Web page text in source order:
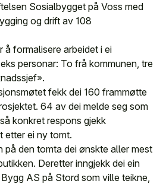
Sosialbygget på Voss med
og drift av 108
å formalisere arbeidet i ei
personar: To frå kommunen, tre
fekk dei 160 frammøtte
64 av dei melde seg som
konkret respons gjekk
etter ei ny tomt.
på den tomta dei ønskte aller mest
Deretter inngjekk dei ein
AS på Stord som ville teikne,